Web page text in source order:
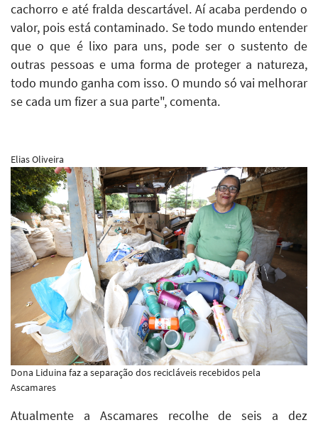
cachorro e até fralda descartável. Aí acaba perdendo o
valor, pois está contaminado. Se todo mundo entender
que o que é lixo para uns, pode ser o sustento de
outras pessoas e uma forma de proteger a natureza,
todo mundo ganha com isso. O mundo só vai melhorar
se cada um fizer a sua parte", comenta.
Elias Oliveira
Dona Liduina faz a separação dos recicláveis recebidos pela
Ascamares
Atualmente a Ascamares recolhe de seis a dez